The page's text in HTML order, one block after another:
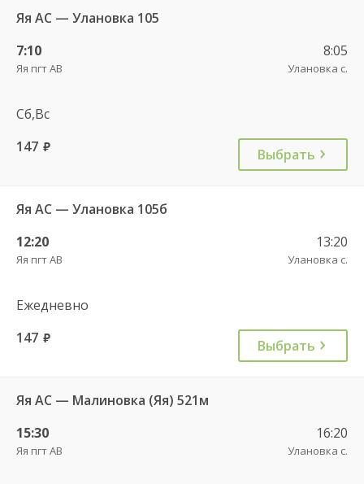
Яя АС — Улановка 105
7:10
Яя пгт АВ
8:05
Улановка с.
Сб,Вс
147 руб. Выбрать
Яя АС — Улановка 105б
12:20
Яя пгт АВ
13:20
Улановка с.
Ежедневно
147 руб. Выбрать
Яя АС — Малиновка (Яя) 521м
15:30
Яя пгт АВ
16:20
Улановка с.